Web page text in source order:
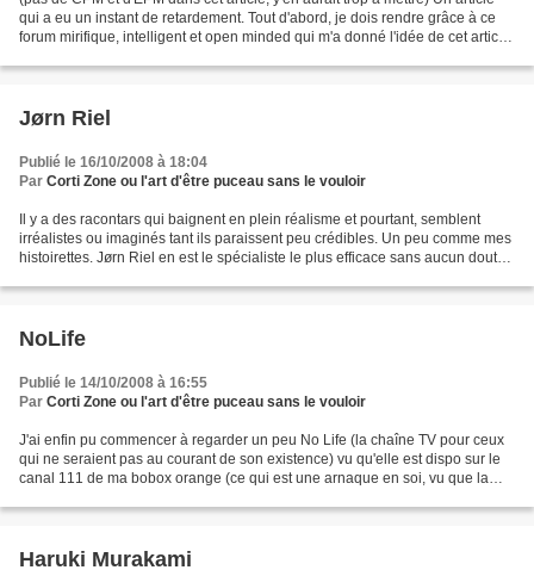
qui a eu un instant de retardement. Tout d'abord, je dois rendre grâce à ce
forum mirifique, intelligent et open minded qui m'a donné l'idée de cet article
Jørn Riel
Publié le 16/10/2008 à 18:04
Par Corti Zone ou l'art d'être puceau sans le vouloir
Il y a des racontars qui baignent en plein réalisme et pourtant, semblent
irréalistes ou imaginés tant ils paraissent peu crédibles. Un peu comme mes
histoirettes. Jørn Riel en est le spécialiste le plus efficace sans aucun doute.
NoLife
Publié le 14/10/2008 à 16:55
Par Corti Zone ou l'art d'être puceau sans le vouloir
J'ai enfin pu commencer à regarder un peu No Life (la chaîne TV pour ceux
qui ne seraient pas au courant de son existence) vu qu'elle est dispo sur le
canal 111 de ma bobox orange (ce qui est une arnaque en soi, vu que la
Haruki Murakami